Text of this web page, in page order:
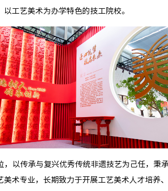
工艺美术为办学特色的技工院校。
以传承与复兴优秀传统非遗技艺为己任，
术专业，长期致力于开展工艺美术人才培养